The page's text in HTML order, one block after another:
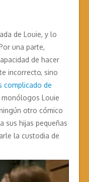
de Louie, y lo
una parte,
de hacer
incorrecto, sino
complicado de
monólogos Louie
otro cómico
sus hijas pequeñas
la custodia de